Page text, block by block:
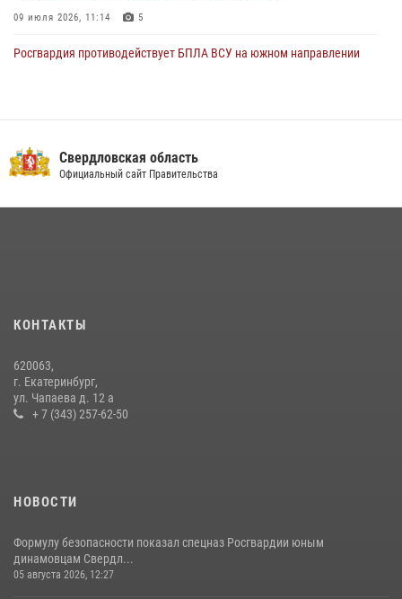
09 июля 2026, 11:14 5
Росгвардия противодействует БПЛА ВСУ на южном направлении
Всероссийского чемпионата Росгвардии по боксу
08 июля 2026, 12:02 5
16 июля 2026, 13:07
промышленной выставки «Иннопром-2026»
10 июля 2026, 12:35
Свердловская область
Официальный сайт Правительства
КОНТАКТЫ
620063,
г. Екатеринбург,
ул. Чапаева д. 12 а
+ 7 (343) 257-62-50
НОВОСТИ
Формулу безопасности показал спецназ Росгвардии юным
динамовцам Свердл...
05 августа 2026, 12:27